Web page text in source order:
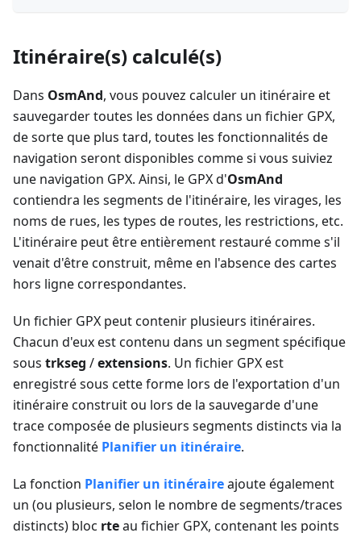
Itinéraire(s) calculé(s)
Dans OsmAnd, vous pouvez calculer un itinéraire et
sauvegarder toutes les données dans un fichier GPX,
de sorte que plus tard, toutes les fonctionnalités de
navigation seront disponibles comme si vous suiviez
une navigation GPX. Ainsi, le GPX d'OsmAnd
contiendra les segments de l'itinéraire, les virages, les
noms de rues, les types de routes, les restrictions, etc.
L'itinéraire peut être entièrement restauré comme s'il
venait d'être construit, même en l'absence des cartes
hors ligne correspondantes.
Un fichier GPX peut contenir plusieurs itinéraires.
Chacun d'eux est contenu dans un segment spécifique
sous trkseg /extensions. Un fichier GPX est
enregistré sous cette forme lors de l'exportation d'un
itinéraire construit ou lors de la sauvegarde d'une
trace composée de plusieurs segments distincts via la
fonctionnalité Planifier un itinéraire.
La fonction Planifier un itinéraireajoute également
un (ou plusieurs, selon le nombre de segments/traces
distincts) bloc rteau fichier GPX, contenant les points